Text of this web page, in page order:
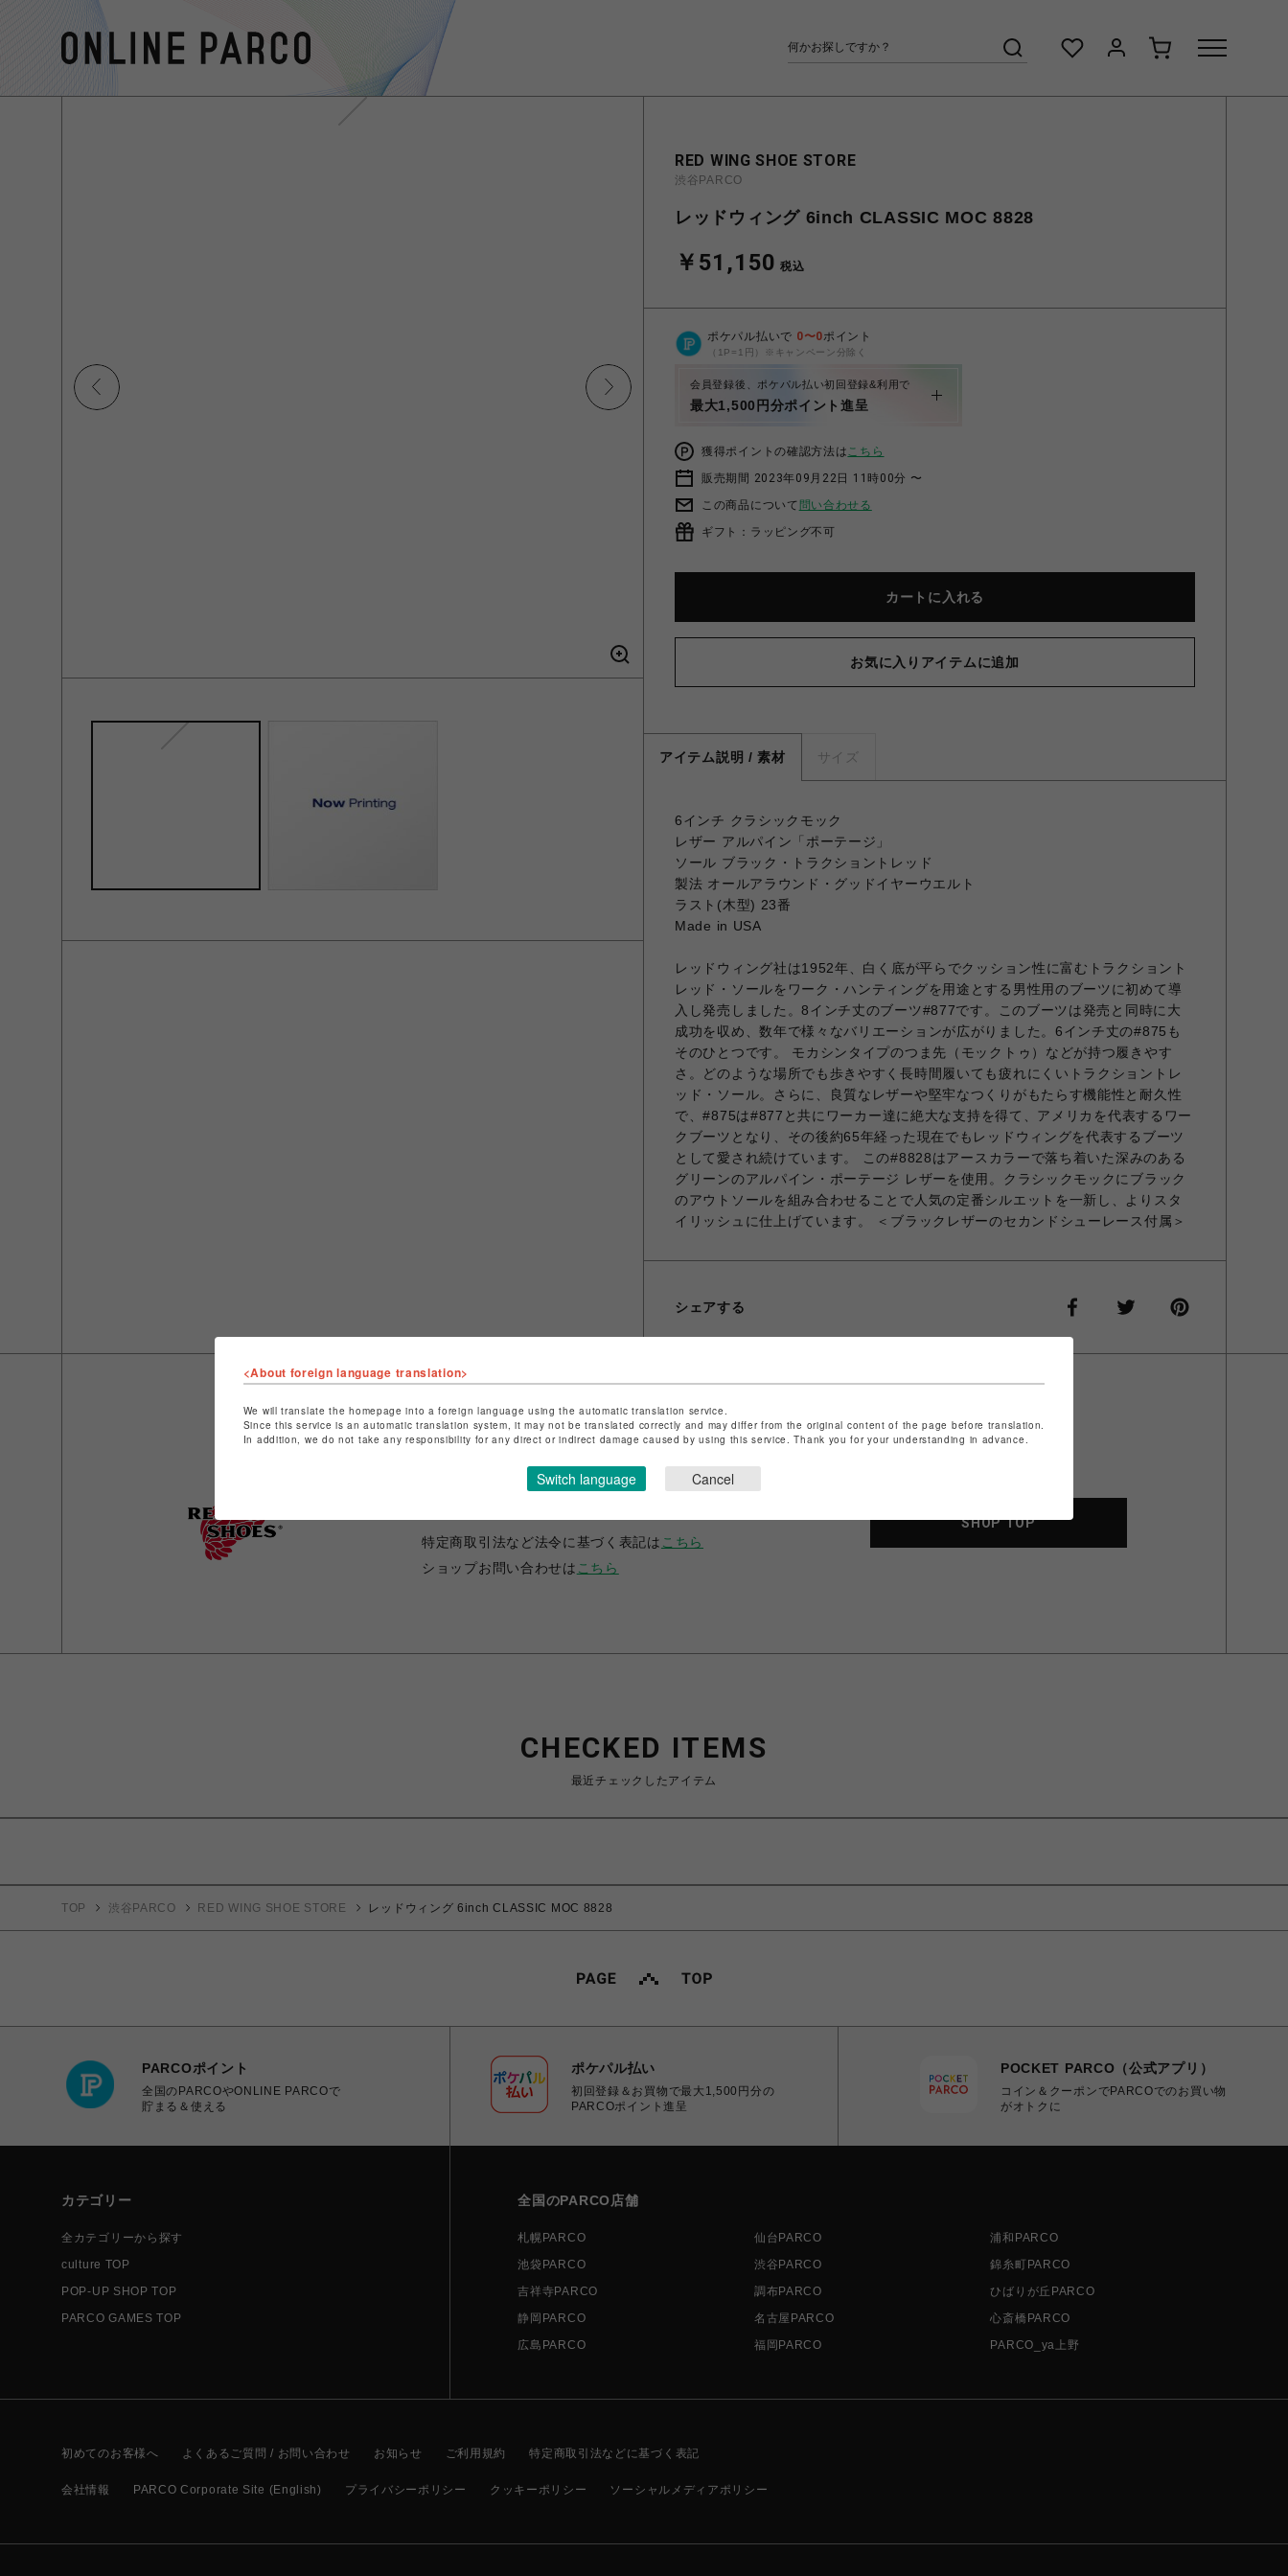
RED WING SHOE STORE
渋谷PARCO
レッドウィング 6inch CLASSIC MOC 8828
￥51,150 税込
ポケパル払いで 0〜0ポイント
（1P=1円）※キャンペーン分除く
会員登録後、ポケパル払い初回登録&利用で
最大1,500円分ポイント進呈
獲得ポイントの確認方法はこちら
販売期間 2023年09月22日 11時00分 〜
この商品について 問い合わせる
ギフト：ラッピング不可
カートに入れる
お気に入りアイテムに追加
アイテム説明 / 素材 サイズ
6インチ クラシックモック
レザー アルパイン「ポーテージ」
ソール ブラック・トラクショントレッド
製法 オールアラウンド・グッドイヤーウエルト
ラスト(木型) 23番
Made in USA
レッドウィング社は1952年、白く底が平らでクッション性に富むトラクショント
レッド・ソールをワーク・ハンティングを用途とする男性用のブーツに初めて導
入し発売しました。8インチ丈のブーツ#877です。このブーツは発売と同時に大
成功を収め、数年で様々なバリエーションが広がりました。6インチ丈の#875も
そのひとつです。 モカシンタイプのつま先（モックトゥ）などが持つ履きやす
さ。どのような場所でも歩きやすく長時間履いても疲れにくいトラクショントレ
ッド・ソール。さらに、良質なレザーや堅牢なつくりがもたらす機能性と耐久性
で、#875は#877と共にワーカー達に絶大な支持を得て、アメリカを代表するワー
クブーツとなり、その後約65年経った現在でもレッドウィングを代表するブーツ
として愛され続けています。 この#8828はアースカラーで落ち着いた深みのある
グリーンのアルパイン・ポーテージ レザーを使用。クラシックモックにブラック
のアウトソールを組み合わせることで人気の定番シルエットを一新し、よりスタ
イリッシュに仕上げています。 ＜ブラックレザーのセカンドシューレース付属＞
シェアする
RED WING SHOE STORE
特定商取引法など法令に基づく表記は こちら
ショップお問い合わせは こちら
SHOP TOP
CHECKED ITEMS
最近チェックしたアイテム
TOP 渋谷PARCO RED WING SHOE STORE レッドウィング 6inch CLASSIC MOC 8828
PARCOポイント
全国のPARCOやONLINE PARCOで
貯まる＆使える
ポケパル払い
初回登録＆お買物で最大1,500円分の
PARCOポイント進呈
POCKET PARCO（公式アプリ）
コイン＆クーポンでPARCOでのお買い物
がオトクに
カテゴリー
全カテゴリーから探す
culture TOP
POP-UP SHOP TOP
PARCO GAMES TOP
全国のPARCO店舗
札幌PARCO 仙台PARCO
浦和PARCO
池袋PARCO
渋谷PARCO
錦糸町PARCO
吉祥寺PARCO
調布PARCO
ひばりが丘PARCO
静岡PARCO
名古屋PARCO
心斎橋PARCO
広島PARCO
福岡PARCO PARCO_ya上野
初めてのお客様へ よくあるご質問 / お問い合わせ お知らせ ご利用規約 特定商取引法などに基づく表記
会社情報 PARCO Corporate Site (English) プライバシーポリシー クッキーポリシー ソーシャルメディアポリシー
<About foreign language translation>
We will translate the homepage into a foreign language using the automatic translation service.
Since this service is an automatic translation system, it may not be translated correctly and may differ from the original content of the page before translation.
In addition, we do not take any responsibility for any direct or indirect damage caused by using this service. Thank you for your understanding in advance.
Switch language Cancel